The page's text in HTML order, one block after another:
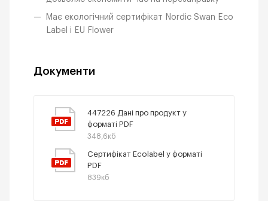
Має екологічний сертифікат Nordic Swan Eco
Label і EU Flower
Документи
447226 Дані про продукт у
форматі PDF
348,6кб
Сертифікат Ecolabel у форматі
PDF
839кб